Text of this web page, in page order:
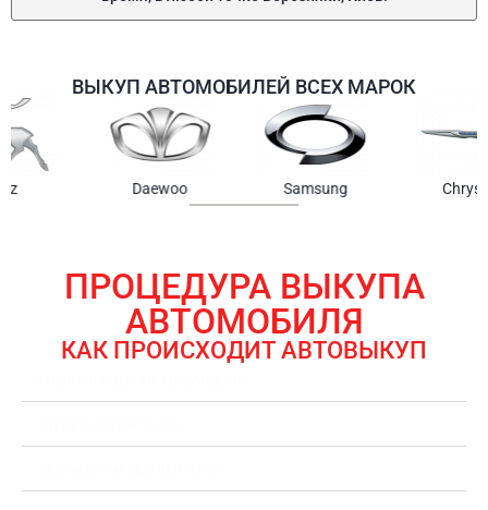
ВЫКУП АВТОМОБИЛЕЙ ВСЕХ МАРОК
ПРОЦЕДУРА ВЫКУПА
АВТОМОБИЛЯ
КАК ПРОИСХОДИТ АВТОВЫКУП